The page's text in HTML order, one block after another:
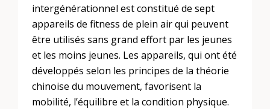
intergénérationnel est constitué de sept
appareils de fitness de plein air qui peuvent
être utilisés sans grand effort par les jeunes
et les moins jeunes. Les appareils, qui ont été
développés selon les principes de la théorie
chinoise du mouvement, favorisent la
mobilité, l’équilibre et la condition physique.